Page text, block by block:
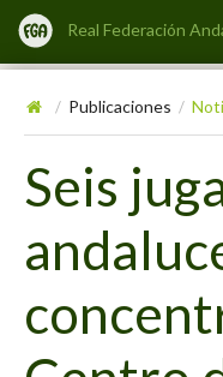
Real Federación
/ Publicaciones /
Seis